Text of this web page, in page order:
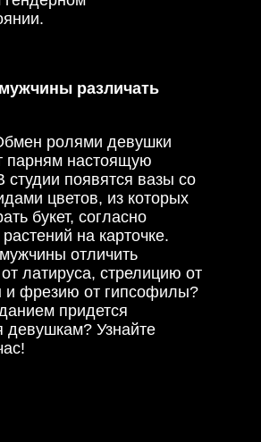
различать
ролями девушки
парням настоящую
студии появятся вазы со
цветов, из которых
букет, согласно
на карточке.
отличить
латируса, стрелицию от
и фрезию от гипсофилы?
придется
девушкам? Узнайте